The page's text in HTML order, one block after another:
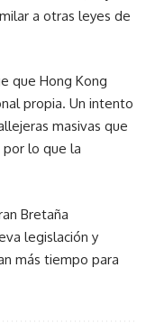
a otras leyes de
que Hong Kong
propia. Un intento
masivas que
lo que la
Bretaña
legislación y
más tiempo para